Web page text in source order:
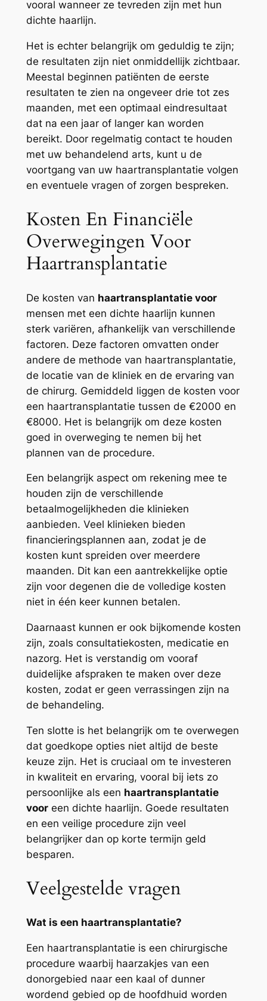
vooral wanneer ze tevreden zijn met hun
dichte haarlijn.
Het is echter belangrijk om geduldig te zijn;
de resultaten zijn niet onmiddellijk zichtbaar.
Meestal beginnen patiënten de eerste
resultaten te zien na ongeveer drie tot zes
maanden, met een optimaal eindresultaat
dat na een jaar of langer kan worden
bereikt. Door regelmatig contact te houden
met uw behandelend arts, kunt u de
voortgang van uw haartransplantatie volgen
en eventuele vragen of zorgen bespreken.
Kosten En Financiële
Overwegingen Voor
Haartransplantatie
De kosten van haartransplantatie voor
mensen met een dichte haarlijn kunnen
sterk variëren, afhankelijk van verschillende
factoren. Deze factoren omvatten onder
andere de methode van haartransplantatie,
de locatie van de kliniek en de ervaring van
de chirurg. Gemiddeld liggen de kosten voor
een haartransplantatie tussen de €2000 en
€8000. Het is belangrijk om deze kosten
goed in overweging te nemen bij het
plannen van de procedure.
Een belangrijk aspect om rekening mee te
houden zijn de verschillende
betaalmogelijkheden die klinieken
aanbieden. Veel klinieken bieden
financieringsplannen aan, zodat je de
kosten kunt spreiden over meerdere
maanden. Dit kan een aantrekkelijke optie
zijn voor degenen die de volledige kosten
niet in één keer kunnen betalen.
Daarnaast kunnen er ook bijkomende kosten
zijn, zoals consultatiekosten, medicatie en
nazorg. Het is verstandig om vooraf
duidelijke afspraken te maken over deze
kosten, zodat er geen verrassingen zijn na
de behandeling.
Ten slotte is het belangrijk om te overwegen
dat goedkope opties niet altijd de beste
keuze zijn. Het is cruciaal om te investeren
in kwaliteit en ervaring, vooral bij iets zo
persoonlijke als een haartransplantatie
vooreen dichte haarlijn. Goede resultaten
en een veilige procedure zijn veel
belangrijker dan op korte termijn geld
besparen.
Veelgestelde vragen
Wat is een haartransplantatie?
Een haartransplantatie is een chirurgische
procedure waarbij haarzakjes van een
donorgebied naar een kaal of dunner
wordend gebied op de hoofdhuid worden